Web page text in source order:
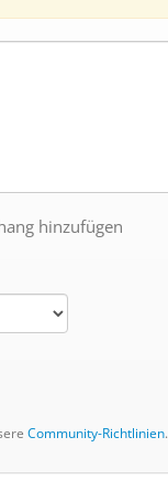
hinzufügen
Community-Richtlinien.